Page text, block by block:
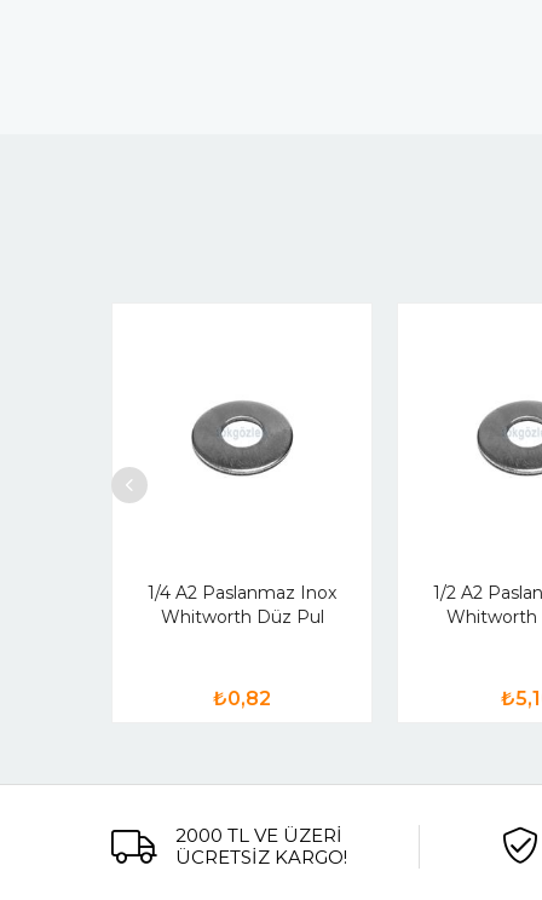
1/4 A2 Paslanmaz Inox
Whitworth Düz Pul
₺0,82
1/2 A2
Whitworth
2000 TL VE ÜZERİ
ÜCRETSİZ KARGO!